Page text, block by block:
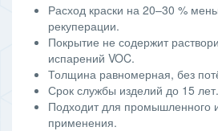
Расход краски на 20–30 %
рекуперации.
Покрытие не содержит
испарений VOC.
Толщина равномерная, без
Срок службы изделий до 15 лет.
Подходит для промышленного
применения.